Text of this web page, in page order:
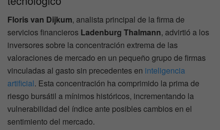
Floris van Dijkum, analista principal de la firma de
servicios financieros Ladenburg Thalmann, advirtió a los
inversores sobre la concentración extrema de las
valoraciones de mercado en un pequeño grupo de firmas
vinculadas al gasto sin precedentes en inteligencia
artificial. Esta concentración ha comprimido la prima de
riesgo bursátil a mínimos históricos, incrementando la
vulnerabilidad del índice ante posibles cambios en el
sentimiento del mercado.